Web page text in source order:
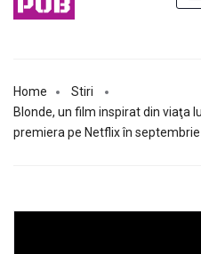
Home
Stiri
Blonde, un film inspirat din viaţa
premiera pe Netflix în septembrie